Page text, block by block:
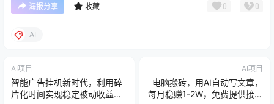
海报分享 收藏 0 0
AI
AI项目
智能广告挂机新时代，利用碎
片化时间实现稳定被动收益，
AI项目
电脑搬砖，用AI自动写文章，
每月稳赚1-2W，免费提供接单